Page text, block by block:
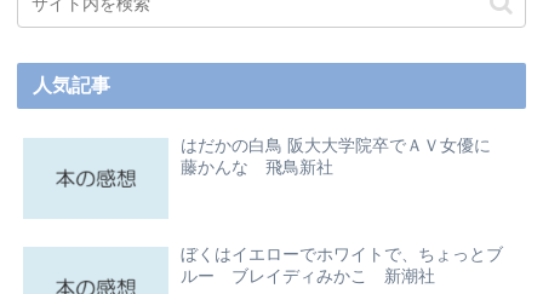
人気記事
はだかの白鳥 阪大大学院卒でＡＶ女優に
藤かんな 飛鳥新社
ぼくはイエローでホワイトで、ちょっとブ
ルー ブレイディみかこ 新潮社